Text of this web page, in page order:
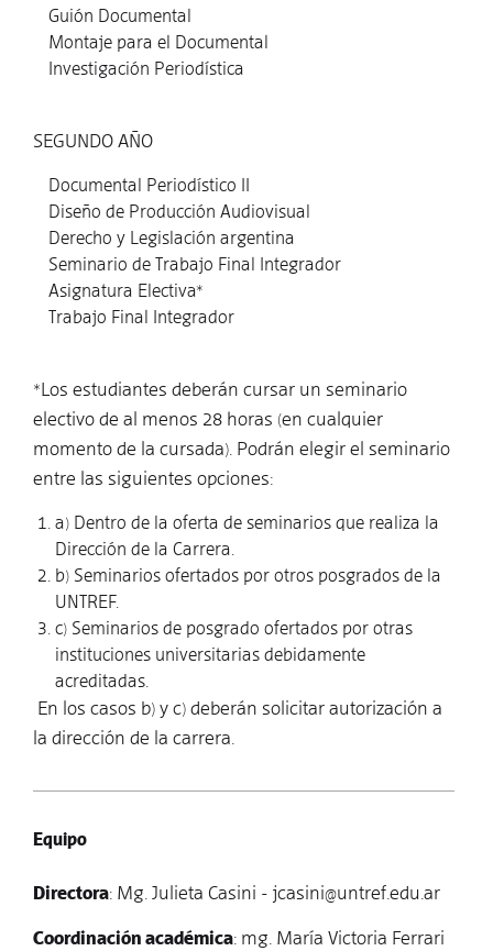
Guión Documental
Montaje para el Documental
Investigación Periodística
SEGUNDO AÑO
Documental Periodístico II
Diseño de Producción Audiovisual
Derecho y Legislación argentina
Seminario de Trabajo Final Integrador
Asignatura Electiva*
Trabajo Final Integrador
*Los estudiantes deberán cursar un seminario
electivo de al menos 28 horas (en cualquier
momento de la cursada). Podrán elegir el seminario
entre las siguientes opciones:
a) Dentro de la oferta de seminarios que realiza la
Dirección de la Carrera.
b) Seminarios ofertados por otros posgrados de la
UNTREF.
c) Seminarios de posgrado ofertados por otras
instituciones universitarias debidamente
acreditadas.
En los casos b) y c) deberán solicitar autorización a
la dirección de la carrera.
Equipo
Directora: Mg. Julieta Casini - jcasini@untref.edu.ar
Coordinación académica: mg. María Victoria Ferrari